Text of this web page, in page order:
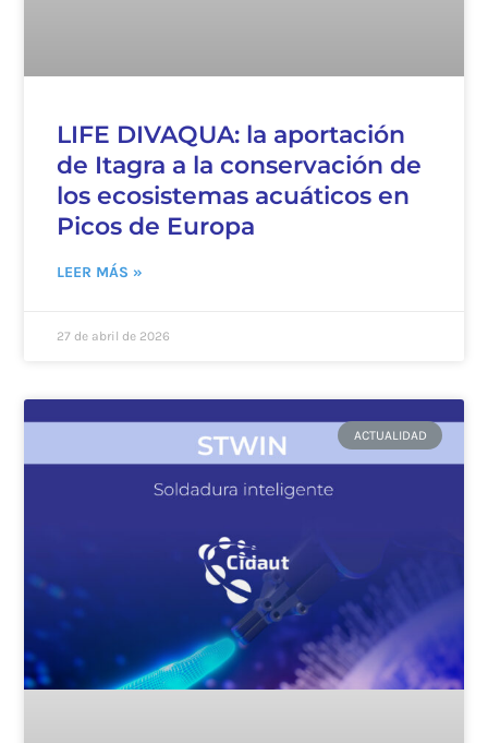
LIFE DIVAQUA: la aportación
de Itagra a la conservación de
los ecosistemas acuáticos en
Picos de Europa
LEER MÁS »
27 de abril de 2026
ACTUALIDAD